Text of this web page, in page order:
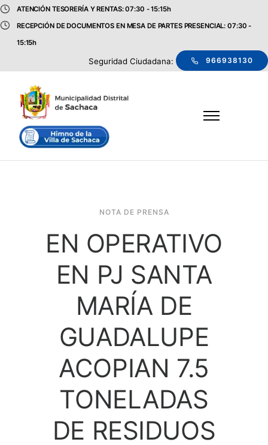
ATENCIÓN TESORERÍA Y RENTAS: 07:30 - 15:15h
RECEPCIÓN DE DOCUMENTOS EN MESA DE PARTES PRESENCIAL: 07:30 -
15:15h
Seguridad Ciudadana: 966938130
NOTA DE PRENSA
EN OPERATIVO
EN PJ SANTA
MARÍA DE
GUADALUPE
ACOPIAN 7.5
TONELADAS
DE RESIDUOS